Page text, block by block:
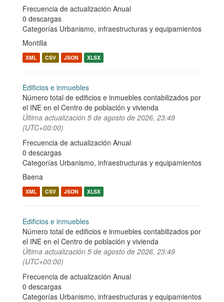
Frecuencia de actualización Anual
0 descargas
Categorías Urbanismo, infraestructuras y equipamientos
Montilla
XML CSV JSON XLSX
Edificios e inmuebles
Número total de edificios e inmuebles contabilizados por
el INE en el Centro de población y vivienda
Última actualización 5 de agosto de 2026, 23:49
(UTC+00:00)
Frecuencia de actualización Anual
0 descargas
Categorías Urbanismo, infraestructuras y equipamientos
Baena
XML CSV JSON XLSX
Edificios e inmuebles
Número total de edificios e inmuebles contabilizados por
el INE en el Centro de población y vivienda
Última actualización 5 de agosto de 2026, 23:49
(UTC+00:00)
Frecuencia de actualización Anual
0 descargas
Categorías Urbanismo, infraestructuras y equipamientos